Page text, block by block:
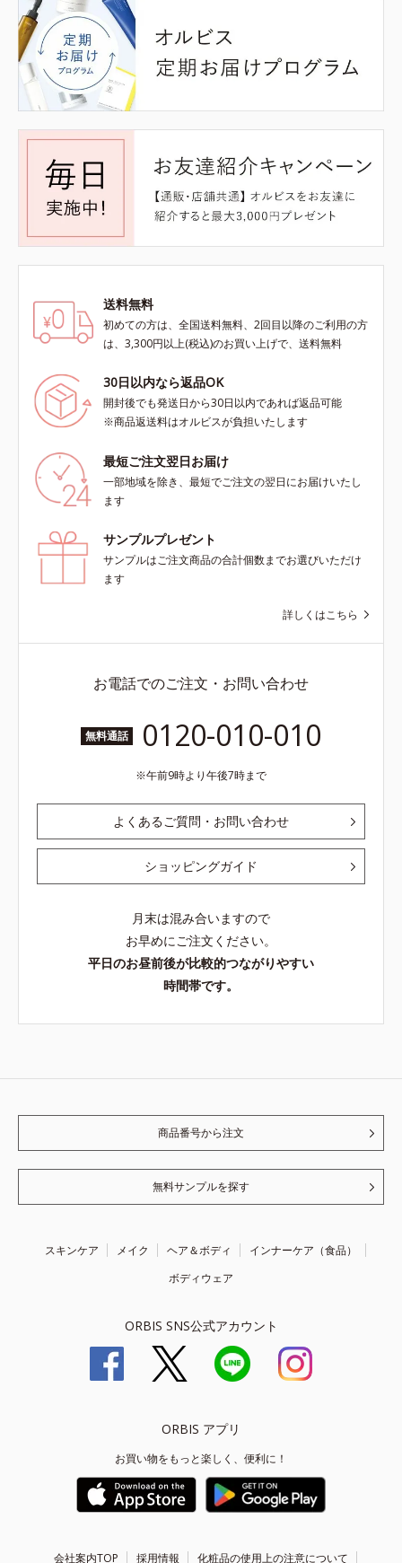
送料無料
初めての方は、全国送料無料、2回目以降のご利用の方
は、3,300円以上(税込)のお買い上げで、送料無料
30日以内なら返品OK
開封後でも発送日から30日以内であれば返品可能
※商品返送料はオルビスが負担いたします
最短ご注文翌日お届け
一部地域を除き、最短でご注文の翌日にお届けいたし
ます
サンプルプレゼント
サンプルはご注文商品の合計個数までお選びいただけ
ます
詳しくはこちら
お電話でのご注文・お問い合わせ
無料通話 0120-010-010
午前9時より午後7時まで
よくあるご質問・お問い合わせ
ショッピングガイド
月末は混み合いますので
お早めにご注文ください。
平日のお昼前後が比較的つながりやすい
時間帯です。
商品番号から注文
無料サンプルを探す
スキンケア メイク ヘア＆ボディ
インナーケア（食品）
ボディウェア
ORBIS SNS公式アカウント
ORBIS アプリ
お買い物をもっと楽しく、便利に！
会社案内TOP 採用情報 化粧品の使用上の注意について